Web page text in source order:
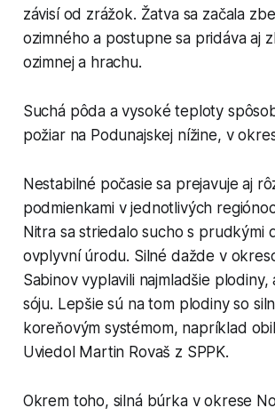
závisí od zrážok. Žatva sa začala
ozimného a postupne sa pridáva aj
ozimnej a hrachu.
Suchá pôda a vysoké teploty
požiar na Podunajskej nížine, v
Nestabilné počasie sa prejavuje aj
podmienkami v jednotlivých
Nitra sa striedalo sucho s prudkými
ovplyvní úrodu. Silné dažde v
Sabinov vyplavili najmladšie
sóju. Lepšie sú na tom plodiny so
koreňovým systémom, napríklad
Uviedol Martin Rovaš z SPPK.
Okrem toho, silná búrka v okrese